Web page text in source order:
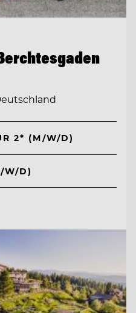
2* (M/W/D)
W/D)